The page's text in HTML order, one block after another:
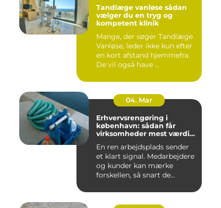
Tandlæge vanløse sådan
vælger du en tryg og
kompetent klinik
Mange, der søger Tandlæge
Vanløse, leder ikke kun efter
en kort afstand hjemmefra.
De vil også have ...
04. Mar
Erhvervsrengøring i
københavn: sådan får
virksomheder mest værdi
En ren arbejdsplads sender
et klart signal. Medarbejdere
og kunder kan mærke
forskellen, så snart de...